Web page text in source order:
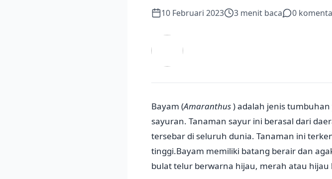
10 Februari 2023 3 menit baca 0
Bayam (Amaranthus) adalah jenis
sayuran. Tanaman sayur ini berasal dari
tersebar di seluruh dunia. Tanaman ini
tinggi.Bayam memiliki batang berair dan
bulat telur berwarna hijau, merah atau hijau